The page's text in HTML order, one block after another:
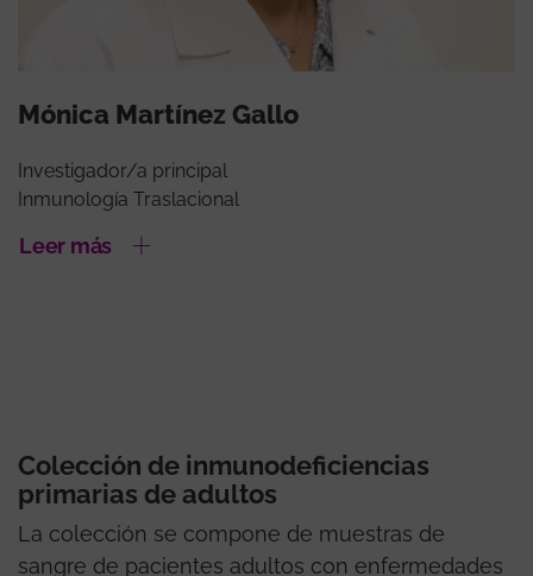
Mónica Martínez Gallo
Investigador/a principal
Inmunología Traslacional
Leer más
Colección de inmunodeficiencias
primarias de adultos
La colección se compone de muestras de
sangre de pacientes adultos con enfermedades